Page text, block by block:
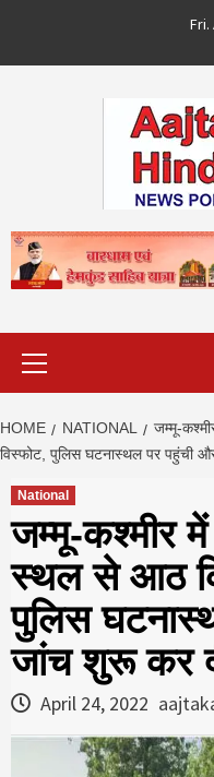
content
Fri.
HOME NATIONAL
जम्मू-
विस्फोट, पुलिस घटनास्थल पर पहुंची
National
जम्मू-कश्मीर में
स्थल से आठ
पुलिस
जांच शुरू कर
April 24, 2022